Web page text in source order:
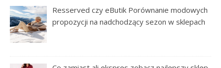
Resserved czy eButik Porównanie modowych
propozycji na nadchodzący sezon w sklepach